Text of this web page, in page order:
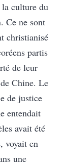
culture du
Ce ne sont
christianisé
partis
de leur
Chine. Le
de justice
entendait
avait été
voyait en
une